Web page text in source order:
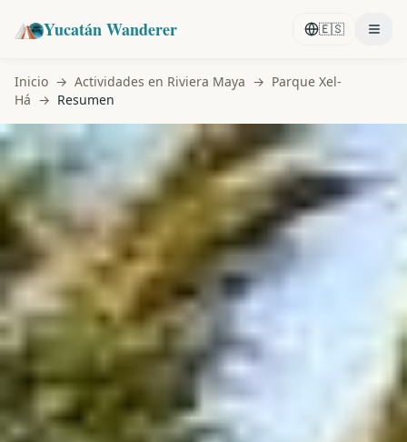
Yucatán Wanderer 🇪🇸
Inicio → Actividades en Riviera Maya → Parque Xel-
Há → Resumen